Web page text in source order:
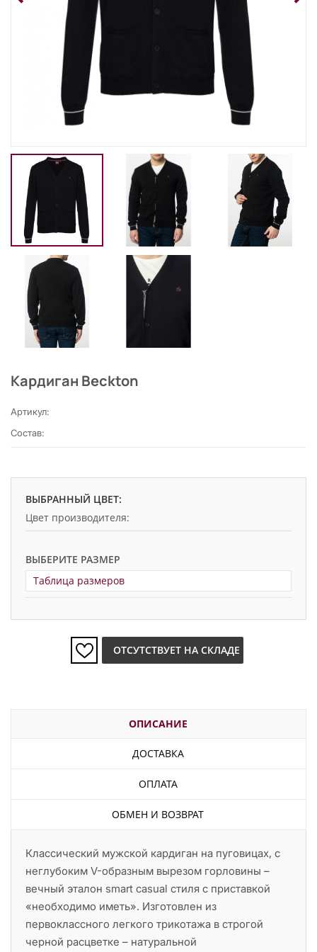
Кардиган Beckton
Артикул:
Состав:
ВЫБРАННЫЙ ЦВЕТ:
Цвет производителя:
ВЫБЕРИТЕ РАЗМЕР
Таблица размеров
ОТСУТСТВУЕТ НА СКЛАДЕ
ОПИСАНИЕ
ДОСТАВКА
ОПЛАТА
ОБМЕН И ВОЗВРАТ
Классический мужской кардиган на пуговицах, с
неглубоким V-образным вырезом горловины –
вечный эталон smart casual стиля с приставкой
«необходимо иметь». Изготовлен из
первоклассного легкого трикотажа в строгой
черной расцветке – натуральной